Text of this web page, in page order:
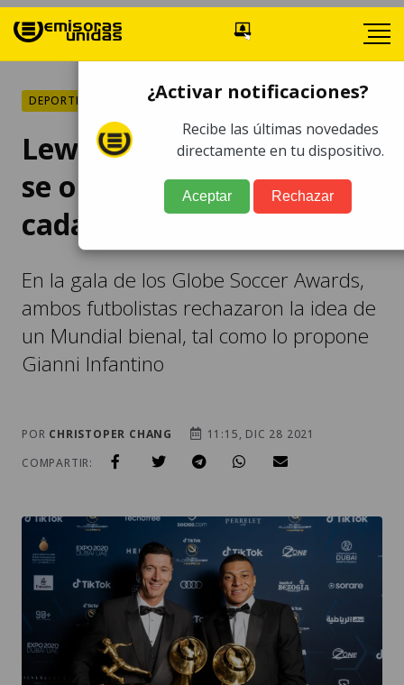
DEPORTES
Lewandowski y Mbappé
se oponen a un Mundial
cada dos años
En la gala de los Globe Soccer Awards,
ambos futbolistas rechazaron la idea de
un Mundial bienal, tal como lo propone
Gianni Infantino
POR CHRISTOPER CHANG
11:15, DIC 28 2021
COMPARTIR:
¿Activar notificaciones?
Recibe las últimas novedades
directamente en tu dispositivo.
Aceptar Rechazar